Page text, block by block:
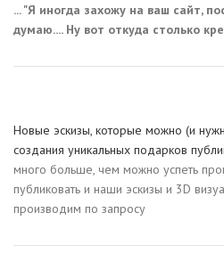
... "Я иногда захожу на ваш сайт,
думаю.... Ну вот откуда столько
Новые эскизы, которые можно (и
создания уникальных подарков
много больше, чем можно успеть
публиковать и наши эскизы и 3D
производим по запросу